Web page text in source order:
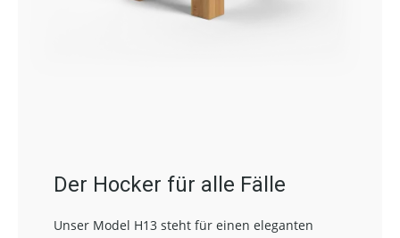
Der Hocker für alle Fälle
Unser Model H13 steht für einen eleganten